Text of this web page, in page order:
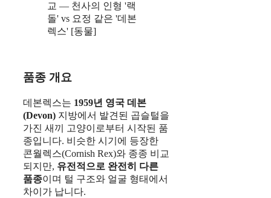
품종 개요
데본렉스는 1959년 영국 데본
(Devon) 지방에서 발견된 곱슬털을
가진 새끼 고양이로부터 시작된 품
종입니다. 비슷한 시기에 등장한
콘월렉스(Cornish Rex)와 종종 비교
되지만, 유전적으로 완전히 다른
품종이며 털 구조와 얼굴 형태에서
차이가 납니다.